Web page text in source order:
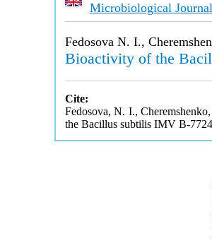
Microbiological Journal
Fedosova N. I.,
Bioactivity of the
Cite:
Fedosova, N. I.,
the Bacillus subtilis IMV B-